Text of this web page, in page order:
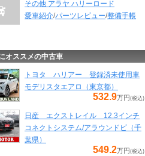
その他 アラヤ ハリーロード
愛車紹介/パーツレビュー/整備手帳
オススメの中古車
トヨタ ハリアー 登録済未使用車
モデリスタエアロ（東京都）
532.9万円 (税込)
日産 エクストレイル 12.3インチ
コネクトシステム/アラウンドビ（千
葉県）
549.2万円 (税込)